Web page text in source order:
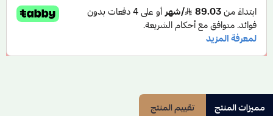
مميزات المنتج تقييم المنتج